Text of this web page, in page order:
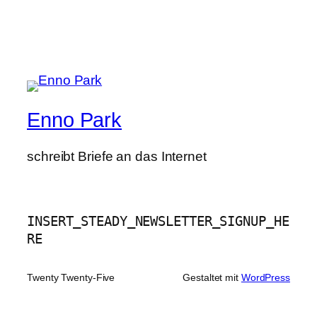
Enno Park
schreibt Briefe an das Internet
INSERT_STEADY_NEWSLETTER_SIGNUP_HE
RE
Twenty Twenty-Five Gestaltet mit WordPress